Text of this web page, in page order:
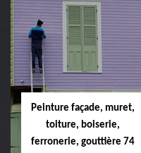
Peinture façade, muret,
toiture, boiserie,
ferronerie, gouttière 74